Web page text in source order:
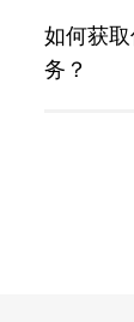
如何获
务？